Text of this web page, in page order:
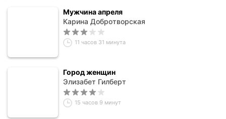
Мужчина апреля
Карина Добротворская
11 часов 31 минута
Город женщин
Элизабет Гилберт
15 часов 9 минут